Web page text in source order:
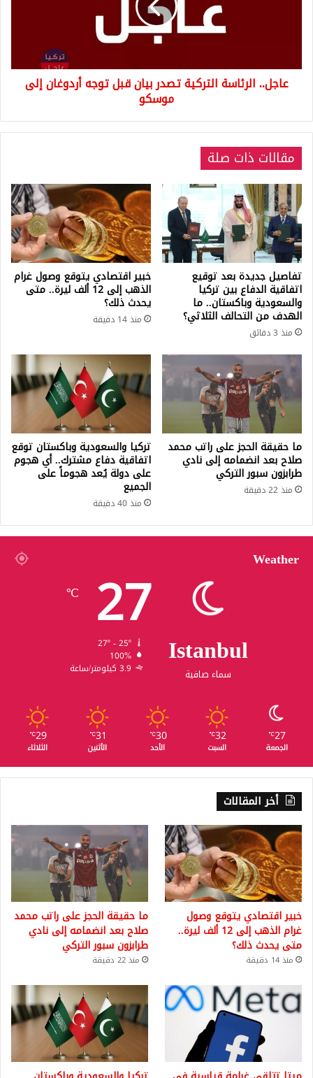
إلى
موسكو
عاجل.. الرئاسة التركية تصدر بيان قبل توجه أردوغان إلى
موسكو
مقالات ذات صلة
تفاصيل جديدة بعد توقيع
اتفاقية الدفاع بين تركيا
والسعودية وباكستان.. ما
الهدف من التحالف الثلاثي؟
منذ 3 دقائق
خبير اقتصادي يتوقع وصول غرام
الذهب إلى 12 ألف ليرة.. متى
يحدث ذلك؟
منذ 14 دقيقة
ما حقيقة الحجز على راتب محمد
صلاح بعد انضمامه إلى نادي
طرابزون سبور التركي
منذ 22 دقيقة
تركيا والسعودية وباكستان توقع
اتفاقية دفاع مشترك.. أي هجوم
على دولة يُعد هجوماً على
الجميع
منذ 40 دقيقة
Weather
Istanbul
سماء صافية
27
℃
27º - 25º
100%
3.9 كيلومتر/ساعة
27
℃
الجمعة
32
℃
السبت
30
℃
الأحد
31
℃
الأثنين
29
℃
الثلاثاء
أخر المقالات
خبير اقتصادي يتوقع وصول
غرام الذهب إلى 12 ألف ليرة..
متى يحدث ذلك؟
منذ 14 دقيقة
ما حقيقة الحجز على راتب محمد
صلاح بعد انضمامه إلى نادي
طرابزون سبور التركي
منذ 22 دقيقة